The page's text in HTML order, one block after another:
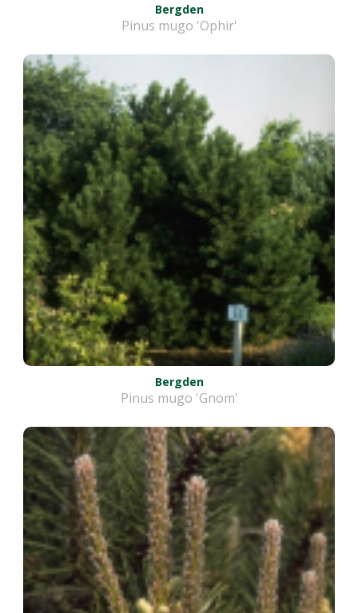
Bergden
Pinus mugo 'Ophir'
Bergden
Pinus mugo 'Gnom'